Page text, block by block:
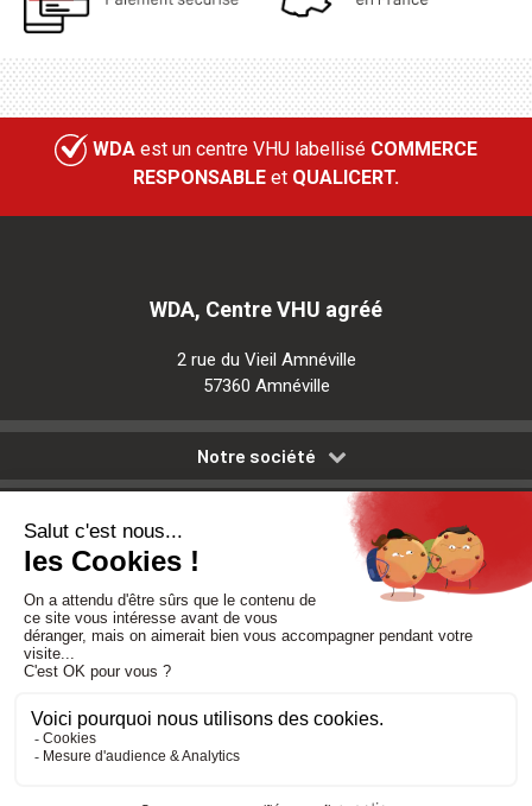
WDA est un centre VHU labellisé COMMERCE
RESPONSABLE et QUALICERT.
WDA, Centre VHU agréé
2 rue du Vieil Amnéville
57360 Amnéville
Notre société